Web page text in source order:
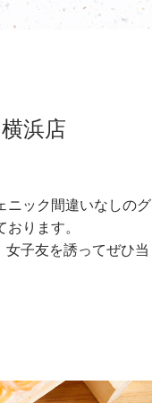
浜店
ニック間違いなしのグ
ります。
子友を誘ってぜひ当